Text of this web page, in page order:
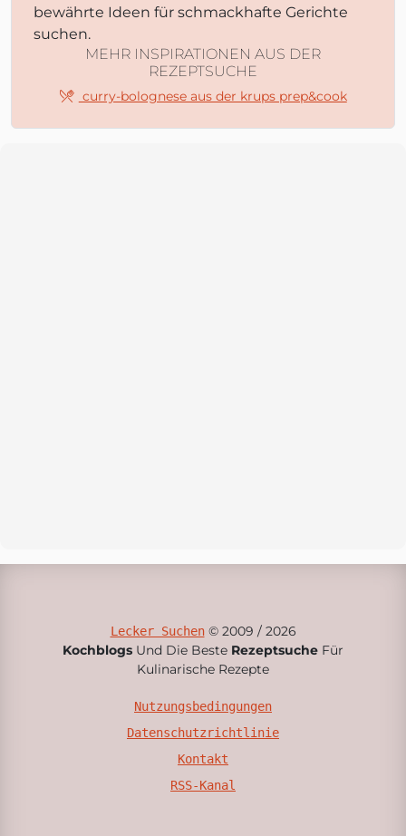
bewährte Ideen für schmackhafte Gerichte
suchen.
MEHR INSPIRATIONEN AUS DER
REZEPTSUCHE
curry-bolognese aus der krups prep&cook
Lecker Suchen© 2009 / 2026
Kochblogs Und Die Beste Rezeptsuche Für
Kulinarische Rezepte
Nutzungsbedingungen
Datenschutzrichtlinie
Kontakt
RSS-Kanal